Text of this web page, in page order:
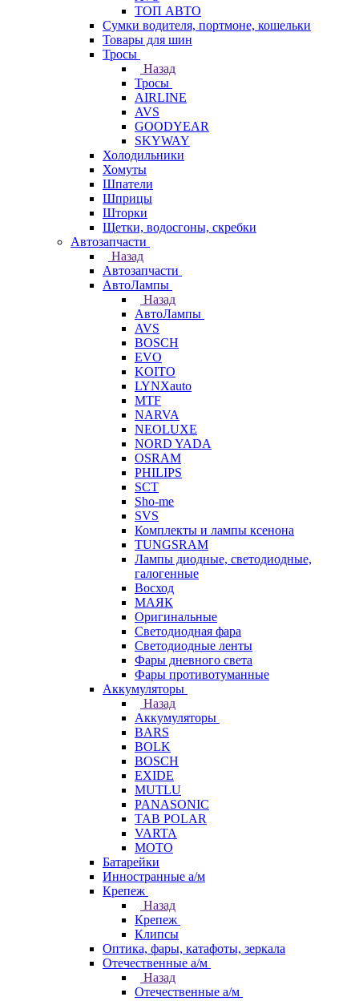
ТОП АВТО
Сумки водителя, портмоне, кошельки
Товары для шин
Тросы
Назад
Тросы
AIRLINE
AVS
GOODYEAR
SKYWAY
Холодильники
Хомуты
Шпатели
Шприцы
Шторки
Щетки, водосгоны, скребки
Автозапчасти
Назад
Автозапчасти
АвтоЛампы
Назад
АвтоЛампы
AVS
BOSCH
EVO
KOITO
LYNXauto
MTF
NARVA
NEOLUXE
NORD YADA
OSRAM
PHILIPS
SCT
Sho-me
SVS
Комплекты и лампы ксенона
TUNGSRAM
Лампы диодные, светодиодные,
галогенные
Восход
МАЯК
Оригинальные
Светодиодная фара
Светодиодные ленты
Фары дневного света
Фары противотуманные
Аккумуляторы
Назад
Аккумуляторы
BARS
BOLK
BOSCH
EXIDE
MUTLU
PANASONIC
TAB POLAR
VARTA
МОТО
Батарейки
Инностранные а/м
Крепеж
Назад
Крепеж
Клипсы
Оптика, фары, катафоты, зеркала
Отечественные а/м
Назад
Отечественные а/м